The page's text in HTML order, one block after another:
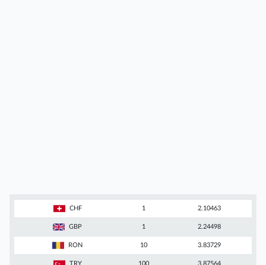
CHF 1 2.10463
GBP 1 2.24498
RON 10 3.83729
TRY 100 3.87564